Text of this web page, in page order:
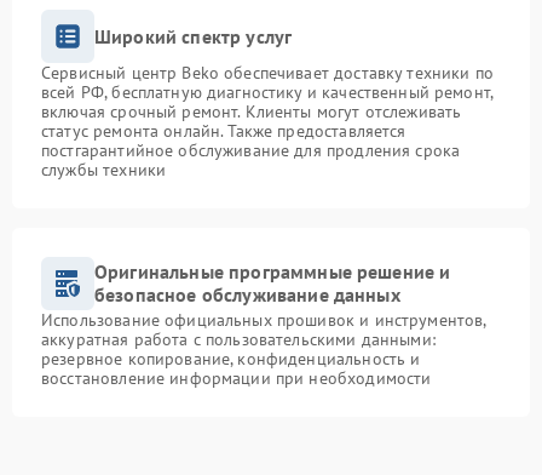
Широкий спектр услуг
Сервисный центр Beko обеспечивает доставку техники по
всей РФ, бесплатную диагностику и качественный ремонт,
включая срочный ремонт. Клиенты могут отслеживать
статус ремонта онлайн. Также предоставляется
постгарантийное обслуживание для продления срока
службы техники
Оригинальные программные решение и
безопасное обслуживание данных
Использование официальных прошивок и инструментов,
аккуратная работа с пользовательскими данными:
резервное копирование, конфиденциальность и
восстановление информации при необходимости